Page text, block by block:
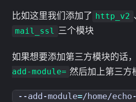
比如这里我们添加了 http_v2 、
mail_ssl 三个模块
如果想要添加第三方模块的话
add-module= 然后加上第三方
--add-module=